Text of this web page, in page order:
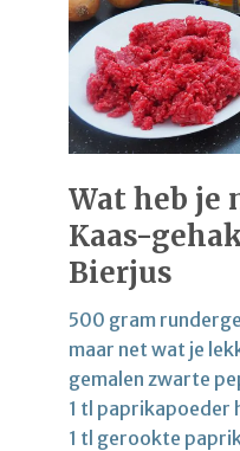
Wat heb je
Kaas-
Bierjus
500 gram
maar net wat je
gemalen zwarte
1 tl paprikapoeder
1 tl gerookte